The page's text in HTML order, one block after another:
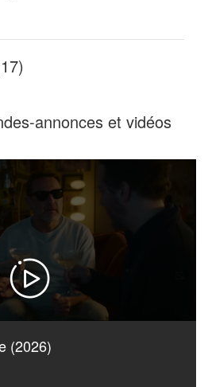
annonces et vidéos
(2026)